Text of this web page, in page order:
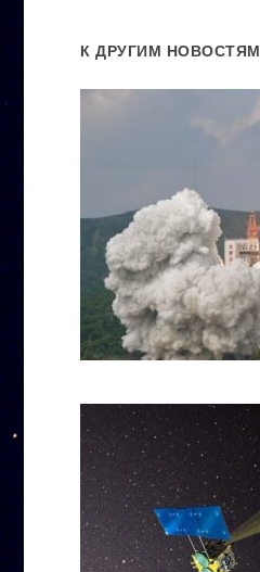
К ДРУГИМ НОВОСТЯМ